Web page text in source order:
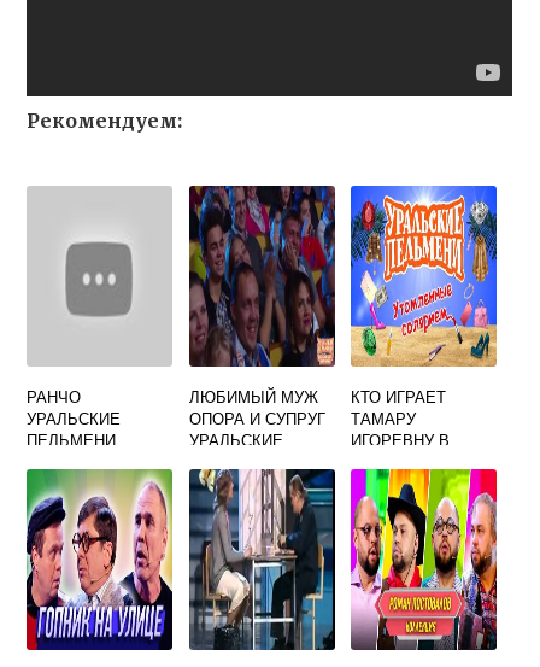
Рекомендуем:
РАНЧО
УРАЛЬСКИЕ
ПЕЛЬМЕНИ
ЛЮБИМЫЙ МУЖ
ОПОРА И СУПРУГ
УРАЛЬСКИЕ
КТО ИГРАЕТ
ТАМАРУ
ИГОРЕВНУ В
ПЕЛЬМЕНЯХ